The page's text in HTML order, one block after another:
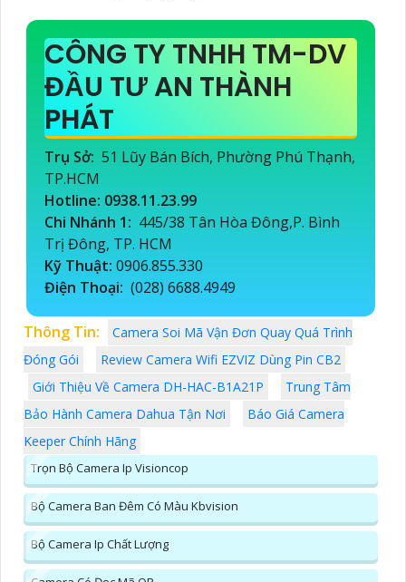
CÔNG TY TNHH TM-DV
ĐẦU TƯ AN THÀNH
PHÁT
Trụ Sở: 51 Lũy Bán Bích, Phường Phú Thạnh,
TP.HCM
Hotline: 0938.11.23.99
Chi Nhánh 1: 445/38 Tân Hòa Đông,P. Bình
Trị Đông, TP. HCM
Kỹ Thuật: 0906.855.330
Điện Thoại: (028) 6688.4949
Thông Tin:
Camera Soi Mã Vận Đơn Quay Quá Trình
Đóng Gói
Review Camera Wifi EZVIZ Dùng Pin CB2
Giới Thiệu Về Camera DH-HAC-B1A21P
Trung Tâm
Bảo Hành Camera Dahua Tận Nơi
Báo Giá Camera
Keeper Chính Hãng
Trọn Bộ Camera Ip Visioncop
Bộ Camera Ban Đêm Có Màu Kbvision
Bộ Camera Ip Chất Lượng